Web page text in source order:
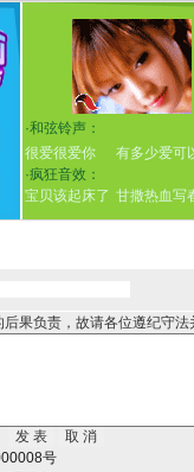
·和弦铃声：
很爱很爱你
有多少爱可
·疯狂音效：
宝贝该起床了 甘撒热血写
果负责，故请各位遵纪守
号